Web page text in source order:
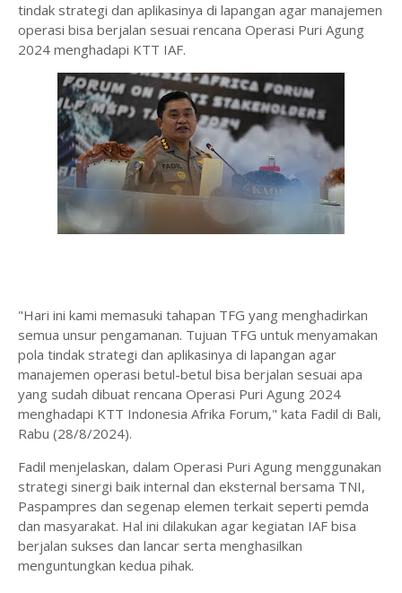
tindak strategi dan aplikasinya di lapangan agar manajemen
operasi bisa berjalan sesuai rencana Operasi Puri Agung
2024 menghadapi KTT IAF.
"Hari ini kami memasuki tahapan TFG yang menghadirkan
semua unsur pengamanan. Tujuan TFG untuk menyamakan
pola tindak strategi dan aplikasinya di lapangan agar
manajemen operasi betul-betul bisa berjalan sesuai apa
yang sudah dibuat rencana Operasi Puri Agung 2024
menghadapi KTT Indonesia Afrika Forum," kata Fadil di Bali,
Rabu (28/8/2024).
Fadil menjelaskan, dalam Operasi Puri Agung menggunakan
strategi sinergi baik internal dan eksternal bersama TNI,
Paspampres dan segenap elemen terkait seperti pemda
dan masyarakat. Hal ini dilakukan agar kegiatan IAF bisa
berjalan sukses dan lancar serta menghasilkan
menguntungkan kedua pihak.